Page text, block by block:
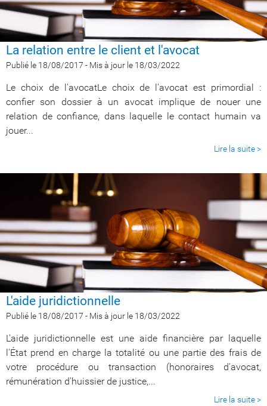
La relation entre le client et l'avocat
Publié le 18/08/2017 - Mis à jour le 18/03/2022
Le choix de l'avocatLe choix de l'avocat est primordial :
confier son dossier à un avocat implique de nouer une
relation de confiance, dans laquelle le contact humain va
jouer...
Lire la suite >
L'aide juridictionnelle
Publié le 18/08/2017 - Mis à jour le 18/03/2022
L'aide juridictionnelle est une aide financière par laquelle
l'État prend en charge la totalité ou une partie des frais de
votre procédure ou transaction (honoraires d'avocat,
rémunération d'huissier de justice,...
Lire la suite >